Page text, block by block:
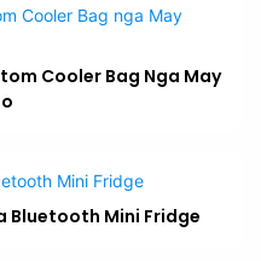
Cooler Bag Nga May
Bluetooth Mini Fridge